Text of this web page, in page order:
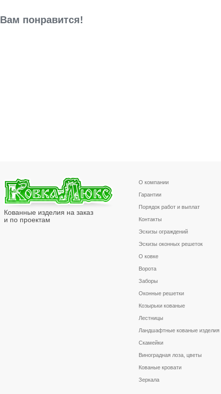
Вам понравится!
Кованные изделия на заказ
и по проектам
О компании
Гарантии
Порядок работ и выплат
Контакты
Эскизы ограждений
Эскизы оконных решеток
О ковке
Ворота
Заборы
Оконные решетки
Козырьки кованые
Лестницы
Ландшафтные кованые изделия
Скамейки
Виноградная лоза, цветы
Кованые кровати
Зеркала